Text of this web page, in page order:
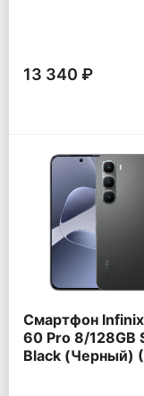
13 340 ₽
Смартфон
60 Pro 8/128GB
Black (Черный)